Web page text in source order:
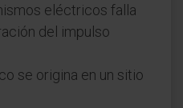
eléctricos falla
del impulso
se origina en un sitio